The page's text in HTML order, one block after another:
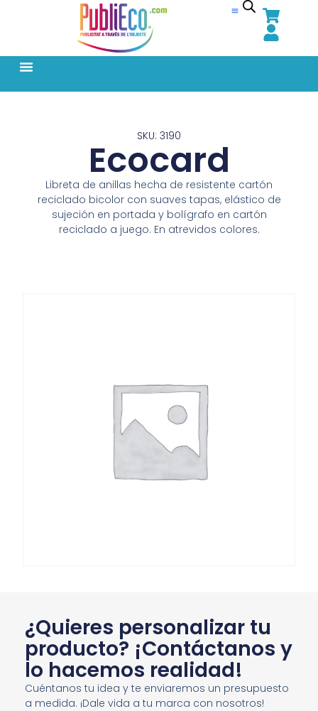
SKU: 3190
Ecocard
Libreta de anillas hecha de resistente cartón
reciclado bicolor con suaves tapas, elástico de
sujeción en portada y bolígrafo en cartón
reciclado a juego. En atrevidos colores.
¿Quieres personalizar tu
producto? ¡Contáctanos y
lo hacemos realidad!
Cuéntanos tu idea y te enviaremos un presupuesto
a medida. ¡Dale vida a tu marca con nosotros!